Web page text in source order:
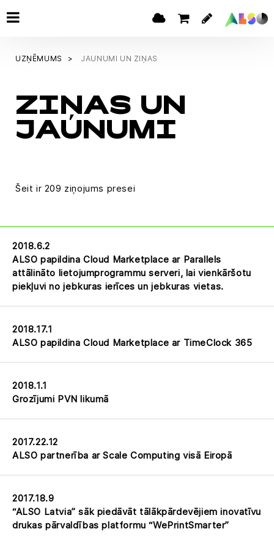
UZŅĒMUMS JAUNUMI UN ZIŅAS
ZIŅAS UN
JAUNUMI
Šeit ir 209 ziņojums presei
2018.6.2
ALSO papildina Cloud Marketplace ar Parallels
attālināto lietojumprogrammu serveri, lai vienkāršotu
piekļuvi no jebkuras ierīces un jebkuras vietas.
2018.17.1
ALSO papildina Cloud Marketplace ar TimeClock 365
2018.1.1
Grozījumi PVN likumā
2017.22.12
ALSO partnerība ar Scale Computing visā Eiropā
2017.18.9
“ALSO Latvia” sāk piedāvāt tālākpārdevējiem inovatīvu
drukas pārvaldības platformu “WePrintSmarter”